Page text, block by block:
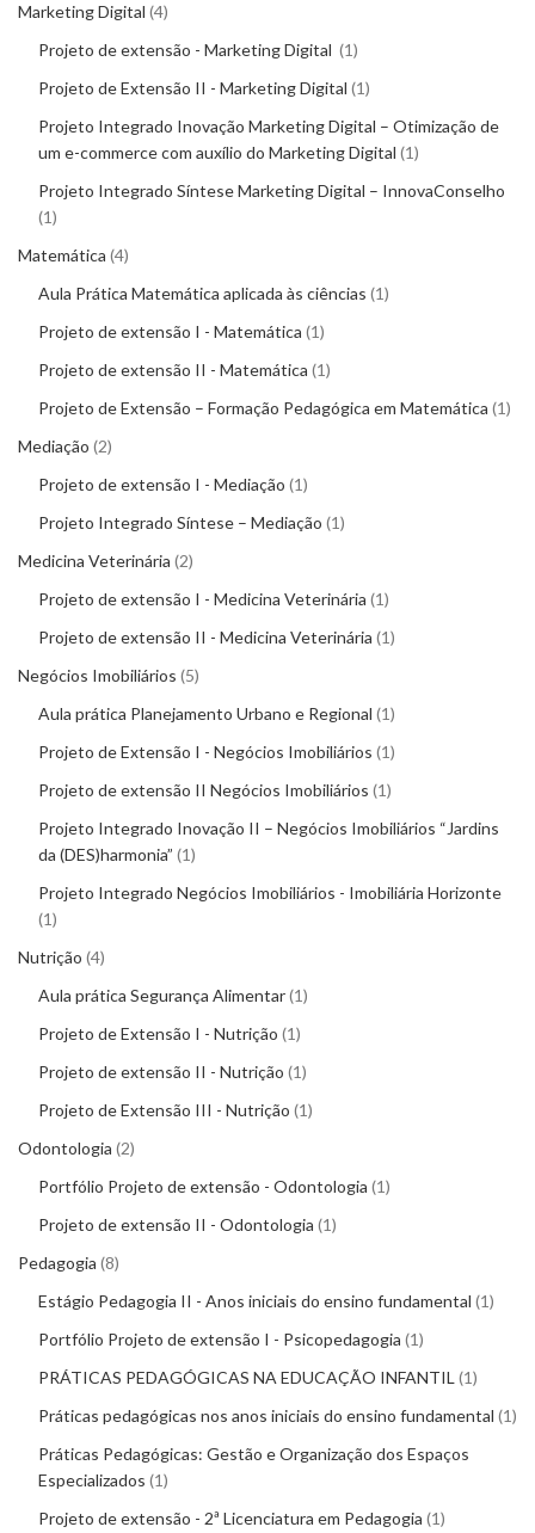
Marketing Digital 4
Projeto de extensão - Marketing Digital
1
Projeto de Extensão II - Marketing Digital 1
Projeto Integrado Inovação Marketing Digital – Otimização de
um e-commerce com auxílio do Marketing Digital 1
Projeto Integrado Síntese Marketing Digital – InnovaConselho
1
Matemática 4
Aula Prática Matemática aplicada às ciências 1
Projeto de extensão I - Matemática 1
Projeto de extensão II - Matemática 1
Projeto de Extensão – Formação Pedagógica em Matemática 1
Mediação 2
Projeto de extensão I - Mediação 1
Projeto Integrado Síntese – Mediação 1
Medicina Veterinária 2
Projeto de extensão I - Medicina Veterinária 1
Projeto de extensão II - Medicina Veterinária 1
Negócios Imobiliários 5
Aula prática Planejamento Urbano e Regional 1
Projeto de Extensão I - Negócios Imobiliários 1
Projeto de extensão II Negócios Imobiliários 1
Projeto Integrado Inovação II – Negócios Imobiliários “Jardins
da (DES)harmonia” 1
Projeto Integrado Negócios Imobiliários - Imobiliária Horizonte
1
Nutrição 4
Aula prática Segurança Alimentar 1
Projeto de Extensão I - Nutrição 1
Projeto de extensão II - Nutrição 1
Projeto de Extensão III - Nutrição 1
Odontologia 2
Portfólio Projeto de extensão - Odontologia 1
Projeto de extensão II - Odontologia 1
Pedagogia 8
Estágio Pedagogia II - Anos iniciais do ensino fundamental 1
Portfólio Projeto de extensão I - Psicopedagogia 1
PRÁTICAS PEDAGÓGICAS NA EDUCAÇÃO INFANTIL
1
Práticas pedagógicas nos anos iniciais do ensino fundamental 1
Práticas Pedagógicas: Gestão e Organização dos Espaços
Especializados 1
Projeto de extensão - 2ª Licenciatura em Pedagogia 1